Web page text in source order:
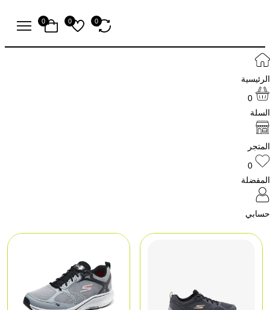
0
0
0
الرئيسية
0
السلة
المتجر
0
المفضلة
حسابي